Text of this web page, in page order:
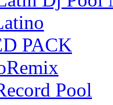
PACK
Pool